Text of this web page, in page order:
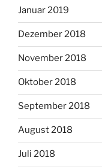
Januar 2019
Dezember 2018
November 2018
Oktober 2018
September 2018
August 2018
Juli 2018